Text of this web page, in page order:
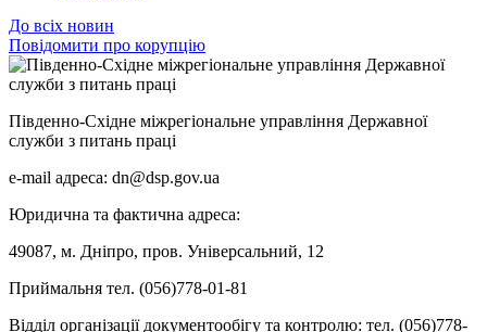
До всіх новин
Повідомити про корупцію
Південно-Східне міжрегіональне управління Державної
служби з питань праці
e-mail адреса: dn@dsp.gov.ua
Юридична та фактична адреса:
49087, м. Дніпро, пров. Універсальний, 12
Приймальня тел. (056)778-01-81
Відділ організації документообігу та контролю: тел. (056)778-